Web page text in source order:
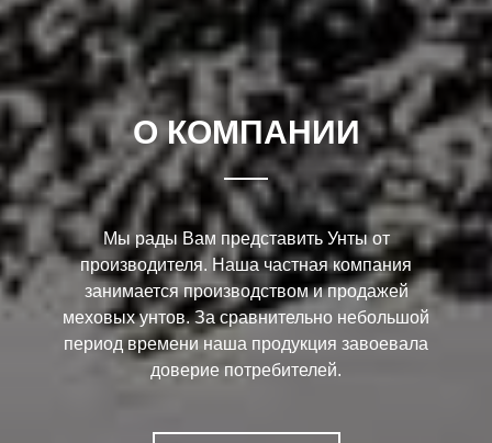
О КОМПАНИИ
Мы рады Вам представить Унты от
производителя. Наша частная компания
занимается производством и продажей
меховых унтов. За сравнительно небольшой
период времени наша продукция завоевала
доверие потребителей.